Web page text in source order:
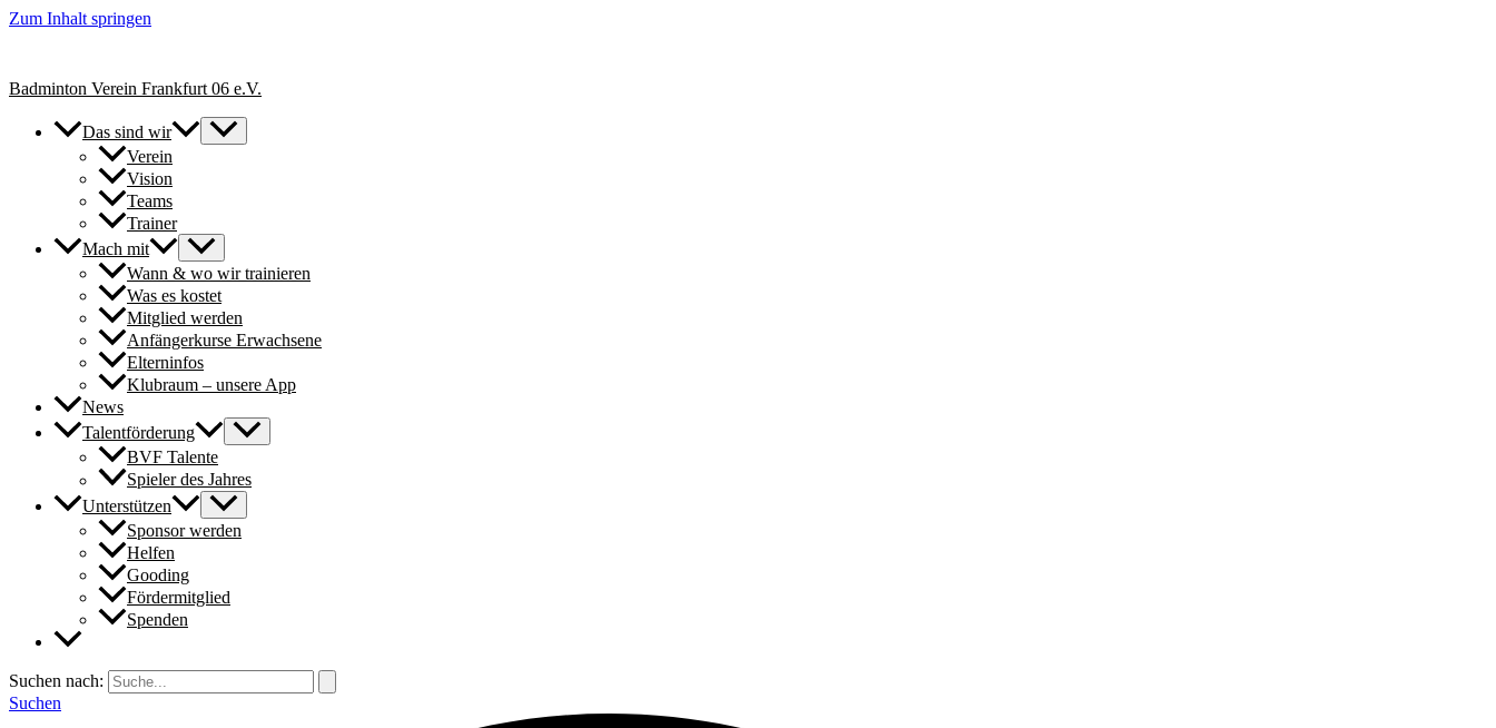
Zum Inhalt springen
Badminton Verein Frankfurt 06 e.V.
Das sind wir
Verein
Vision
Teams
Trainer
Mach mit
Wann & wo wir trainieren
Was es kostet
Mitglied werden
Anfängerkurse Erwachsene
Elterninfos
Klubraum – unsere App
News
Talentförderung
BVF Talente
Spieler des Jahres
Unterstützen
Sponsor werden
Helfen
Gooding
Fördermitglied
Spenden
Suchen nach:
Suchen